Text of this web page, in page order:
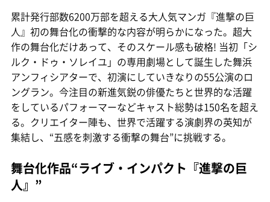
累計発行部数6200万部を超える大人気マンガ『進撃の巨
人』初の舞台化の衝撃的な内容が明らかになった。超大
作の舞台化だけあって、そのスケール感も破格! 当初「シ
ルク・ドゥ・ソレイユ」の専用劇場として誕生した舞浜
アンフィシアターで、初演にしていきなりの55公演のロ
ングラン。今注目の新進気鋭の俳優たちと世界的な活躍
をしているパフォーマーなどキャスト総勢は150名を超え
る。クリエイター陣も、世界で活躍する演劇界の英知が
集結し、“五感を刺激する衝撃の舞台”に挑戦する。
舞台化作品“ライブ・インパクト『進撃の巨
人』”